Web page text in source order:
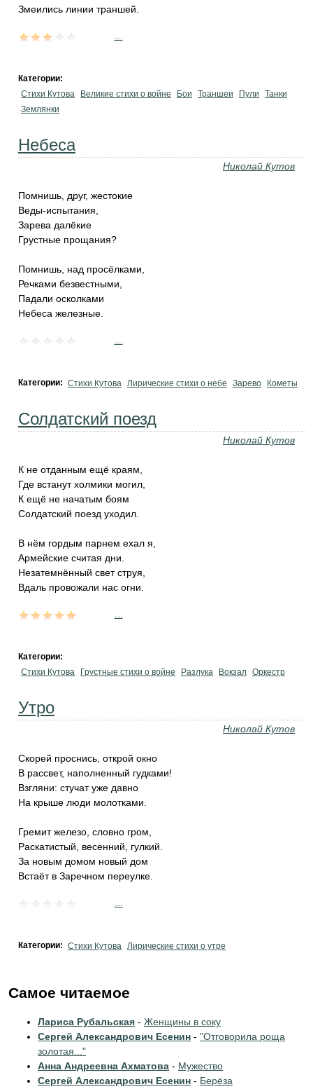
Змеились линии траншей.
Категории:
Стихи Кутова
Великие стихи о войне Бои Траншеи Пули
Танки
Землянки
Небеса
Николай Кутов
Помнишь, друг, жестокие
Веды-испытания,
Зарева далёкие
Грустные прощания?
Помнишь, над просёлками,
Речками безвестными,
Падали осколками
Небеса железные.
Категории: Стихи Кутова Лирические стихи о небе Зарево Кометы
Солдатский поезд
Николай Кутов
К не отданным ещё краям,
Где встанут холмики могил,
К ещё не начатым боям
Солдатский поезд уходил.
В нём гордым парнем ехал я,
Армейские считая дни.
Незатемнённый свет струя,
Вдаль провожали нас огни.
Категории:
Стихи Кутова
Грустные стихи о войне Разлука Вокзал Оркестр
Утро
Николай Кутов
Скорей проснись, открой окно
В рассвет, наполненный гудками!
Взгляни: стучат уже давно
На крыше люди молотками.
Гремит железо, словно гром,
Раскатистый, весенний, гулкий.
За новым домом новый дом
Встаёт в Заречном переулке.
Категории: Стихи Кутова Лирические стихи о утре
Самое читаемое
Лариса Рубальская - Женщины в соку
Сергей Александрович Есенин - "Отговорила роща
золотая..."
Анна Андреевна Ахматова - Мужество
Сергей Александрович Есенин - Берёза